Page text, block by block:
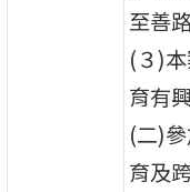
至善
(３)
育有
(二)
育及